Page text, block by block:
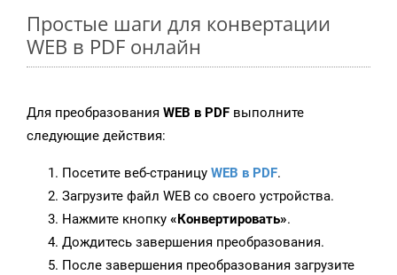
Простые шаги для конвертации
WEB в PDF онлайн
Для преобразования WEB в PDF выполните
следующие действия:
Посетите веб-страницу WEB в PDF.
Загрузите файл WEB со своего устройства.
Нажмите кнопку «Конвертировать».
Дождитесь завершения преобразования.
После завершения преобразования загрузите